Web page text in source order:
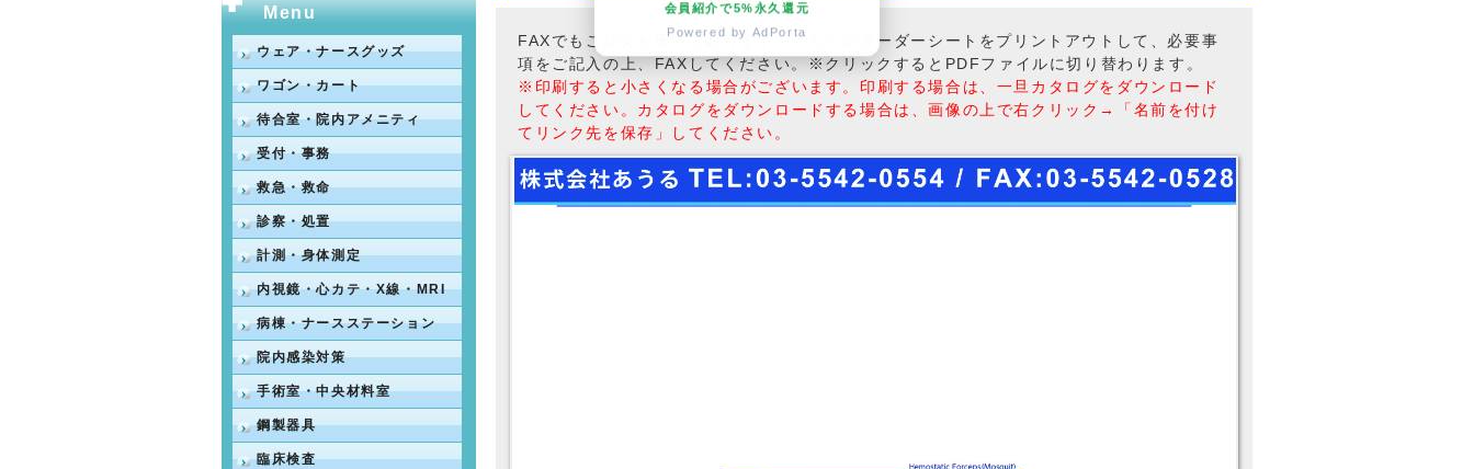
FAXでもご注文も承っております。こちらのオーダーシートをプリントアウトして、必要事
項をご記入の上、FAXしてください。※クリックするとPDFファイルに切り替わります。
※印刷すると小さくなる場合がございます。印刷する場合は、一旦カタログをダウンロード
してください。カタログをダウンロードする場合は、画像の上で右クリック→「名前を付け
てリンク先を保存」してください。
Menu
ウェア・ナースグッズ
ワゴン・カート
待合室・院内アメニティ
受付・事務
救急・救命
診察・処置
計測・身体測定
内視鏡・心カテ・X線・MRI
病棟・ナースステーション
院内感染対策
手術室・中央材料室
鋼製器具
臨床検査
会員紹介で5%永久還元
Powered by AdPorta